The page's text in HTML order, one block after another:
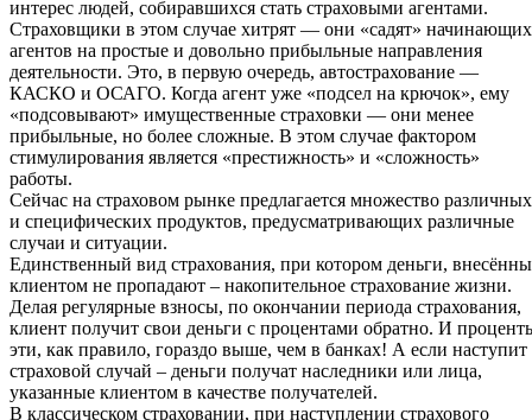
интерес людей, собиравшихся стать страховыми агентами.
Страховщики в этом случае хитрят — они «садят» начинающих
агентов на простые и довольно прибыльные направления
деятельности. Это, в первую очередь, автострахование —
КАСКО и ОСАГО. Когда агент уже «подсел на крючок», ему
«подсовывают» имущественные страховки — они менее
прибыльные, но более сложные. В этом случае фактором
стимулирования является «престижность» и «сложность»
работы.
Сейчас на страховом рынке предлагается множество различных
и специфических продуктов, предусматривающих различные
случаи и ситуации.
Единственный вид страхования, при котором деньги,
клиентом не пропадают – накопительное страхование жизни.
Делая регулярные взносы, по окончании периода страхования,
клиент получит свои деньги с процентами обратно. И
эти, как правило, гораздо выше, чем в банках! А если наступит
страховой случай – деньги получат наследники или лица,
указанные клиентом в качестве получателей.
В классическом страховании, при наступлении страхового